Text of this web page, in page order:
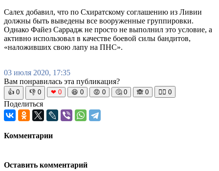
Салех добавил, что по Схиратскому соглашению из Ливии
должны быть выведены все вооруженные группировки.
Однако Файез Саррадж не просто не выполнил это условие, а
активно использовал в качестве боевой силы бандитов,
«наложивших свою лапу на ПНС».
03 июля 2020, 17:35
Вам понравилась эта публикация?
👍 0 👎 0 ❤ 0 😆 0 😡 0 🤔 0 🙈 0 🧘‍♀️ 0
Поделиться
Комментарии
Оставить комментарий